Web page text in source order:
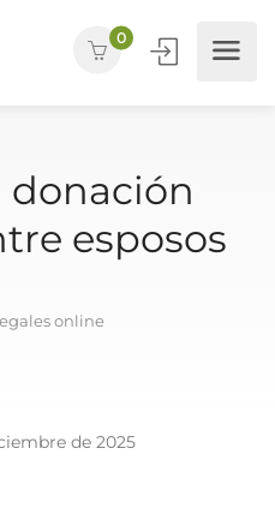
0
donación
esposos
online
de 2025